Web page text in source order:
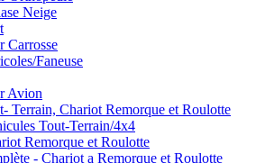
Neige
Carrosse
Faneuse
Avion
Terrain, Chariot Remorque et Roulotte
Tout-Terrain/4x4
Remorque et Roulotte
- Chariot a Remorque et Roulotte